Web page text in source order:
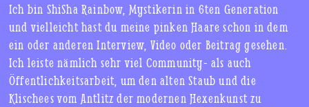
Ich bin ShiSha Rainbow, Mystikerin in 6ten Generation
und vielleicht hast du meine pinken Haare schon in dem
ein oder anderen Interview, Video oder Beitrag gesehen.
Ich leiste nämlich sehr viel Community- als auch
Öffentlichkeitsarbeit, um den alten Staub und die
Klischees vom Antlitz der modernen Hexenkunst zu